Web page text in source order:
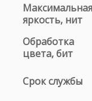
Максимальная
яркость, нит
Обработка
цвета, бит
Срок службы